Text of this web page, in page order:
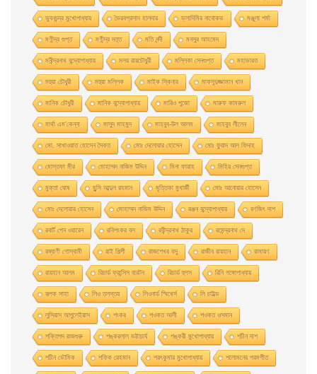
ভুবনচন্দ্র মুখোপাধ্যায় ভৈরবপ্রসাদ হালদার ভ্লাদিমির নাবোকভ মঞ্জুলা শর্মা
মণীন্দ্র গুপ্ত মণীন্দ্র দত্ত মতি নন্দী মনসুর আহমেদ
মনীন্দ্রনাথ বন্দ্যোপাধ্যায় মলয় রায়চৌধুরী মল্লিকা সেনগুপ্ত মহাভারত
মহুয়া চৌধুরী মহুয়া মল্লিক মাইক স্কিনার মাকসুদুজ্জামান খান
মানিক চৌধুরী মানিক বন্দ্যোপাধ্যায় মারিও পুজো মারুফ কামরুল
মার্থা এম'কেন্না মাসুদ মাহমুদ মাহবুব-উল আলম মাহবুব লীলেন
মাে. সাখাওয়াত হােসেন সৈকত মােঃ দেলােয়ার হােসেন মােঃ ফুয়াদ আল ফিদাহ
মােস্তফা মীর মােহাম্মদ নাজিম উদ্দিন মিনা ফারাহ মিহির সেনগুপ্ত
মুক্তা ঘোষ মুন্সি আব্দুল রহমান মৃত্তিকা মুখার্জী মোঃ আনোয়ার হোসেন
মোঃ দেলোয়ার হােসেন মোহাম্মদ নাজিম উদ্দিন রঞ্জন বন্দ্যোপাধ্যায় রণজিৎ দাশ
রবার্ট পেন ওয়ারেন রবিশংকর বল রবীন্দ্রনাথ ঠাকুর রমেন্দ্রনাথ দে
রম্যাণী গোস্বামী রাই শিল্পী রাজশেখর বসু রাজীব রায়হান রামায়ণ
রায়হান আলম রিচার্ড ফ্রান্সিস বারটন রিচার্ড হুগস রিনি গঙ্গোপাধ্যায়
রূপক সাহা লিও তলস্তয় লিওনার্ড স্মিথের্স লি চাইল্ড
লুসিয়াস আপুলেইয়াস শংকর শওকত আলী শওকত ওসমান
শক্তিপদ রাজগুরু শঙ্করলাল ভট্টাচার্য শঙ্করী মুখােপাধ্যায় শচীন দাশ
শচীন ভৌমিক শফিক রেহমান শরৎকুমার মুখোপাধ্যায় শলোমনের পরমগীত